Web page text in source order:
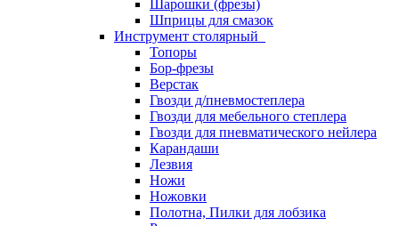
Шарошки (фрезы)
Шприцы для смазок
Инструмент столярный
Топоры
Бор-фрезы
Верстак
Гвозди д/пневмостеплера
Гвозди для мебельного степлера
Гвозди для пневматического нейлера
Карандаши
Лезвия
Ножи
Ножовки
Полотна, Пилки для лобзика